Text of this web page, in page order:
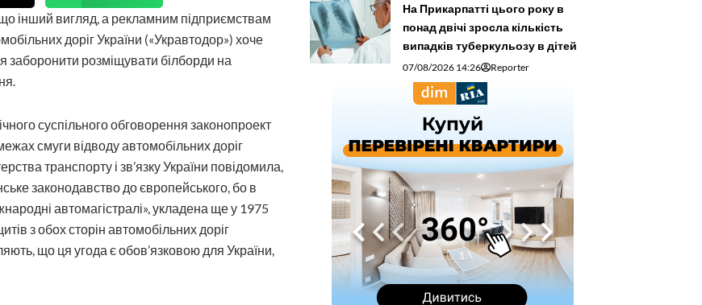
інший вигляд, а рекламним підприємствам
доріг України («Укравтодор») хоче
розміщувати білборди на
суспільного обговорення законопроект
смуги відводу автомобільних доріг
транспорту і зв’язку України повідомила,
законодавство до європейського, бо в
автомагістралі», укладена ще у 1975
з обох сторін автомобільних доріг
що ця угода є обов’язковою для України,
На Прикарпатті цього року в
понад двічі зросла кількість
випадків туберкульозу в дітей
07/08/2026 14:26 Reporter